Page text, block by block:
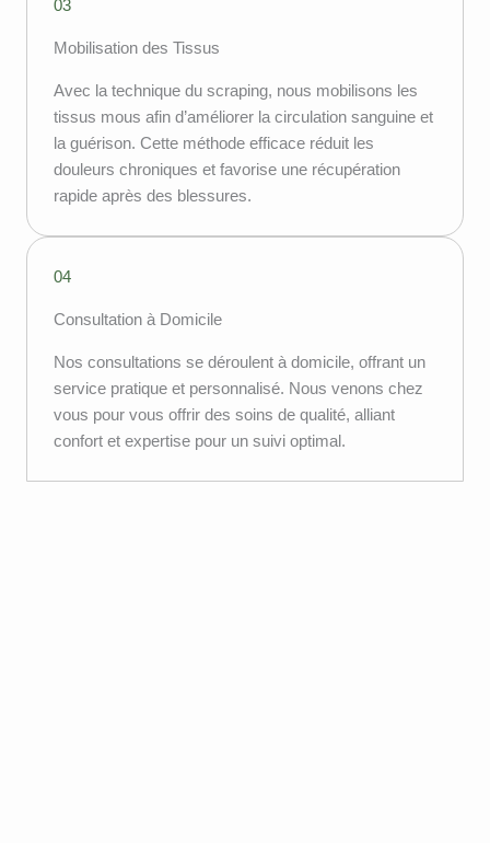
03
Mobilisation des Tissus
Avec la technique du scraping, nous mobilisons les
tissus mous afin d’améliorer la circulation sanguine et
la guérison. Cette méthode efficace réduit les
douleurs chroniques et favorise une récupération
rapide après des blessures.
04
Consultation à Domicile
Nos consultations se déroulent à domicile, offrant un
service pratique et personnalisé. Nous venons chez
vous pour vous offrir des soins de qualité, alliant
confort et expertise pour un suivi optimal.